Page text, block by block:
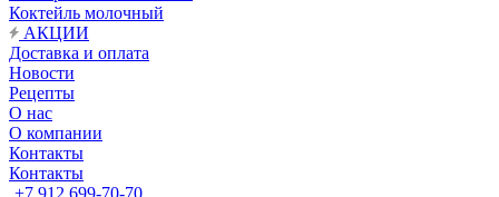
Коктейль молочный
АКЦИИ
Доставка и оплата
Новости
Рецепты
О нас
О компании
Контакты
Контакты
+7 912 699-70-70